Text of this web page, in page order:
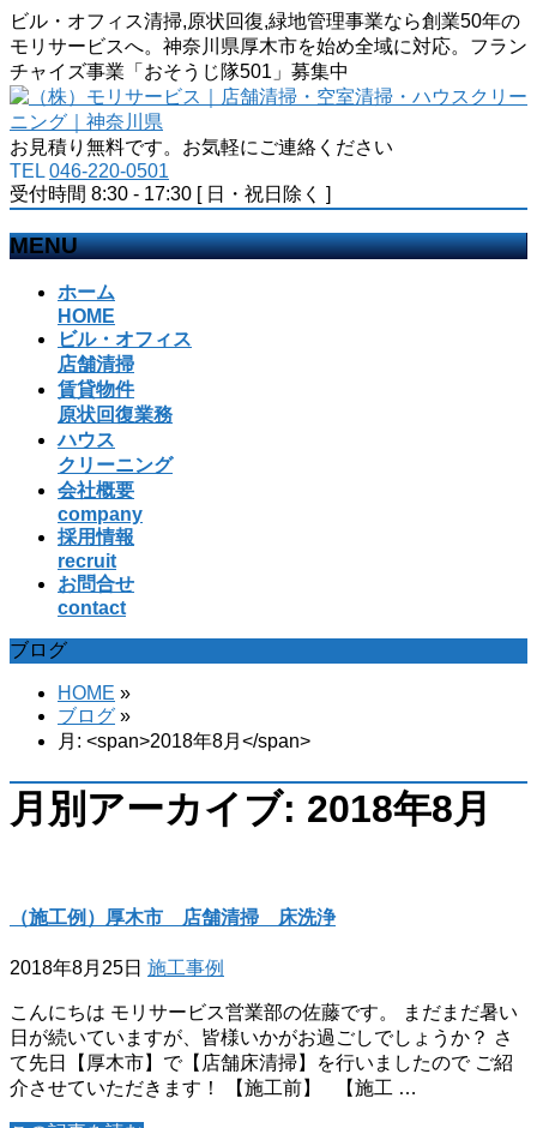
ビル・オフィス清掃,原状回復,緑地管理事業なら創業50年の
モリサービスへ。神奈川県厚木市を始め全域に対応。フラン
チャイズ事業「おそうじ隊501」募集中
お見積り無料です。お気軽にご連絡ください
TEL 046-220-0501
受付時間 8:30 - 17:30 [ 日・祝日除く ]
MENU
ホーム
HOME
ビル・オフィス
店舗清掃
賃貸物件
原状回復業務
ハウス
クリーニング
会社概要
company
採用情報
recruit
お問合せ
contact
ブログ
HOME »
ブログ »
月: <span>2018年8月</span>
月別アーカイブ: 2018年8月
（施工例）厚木市 店舗清掃 床洗浄
2018年8月25日 施工事例
こんにちは モリサービス営業部の佐藤です。 まだまだ暑い
日が続いていますが、皆様いかがお過ごしでしょうか？ さ
て先日【厚木市】で【店舗床清掃】を行いましたので ご紹
介させていただきます！ 【施工前】 【施工 …